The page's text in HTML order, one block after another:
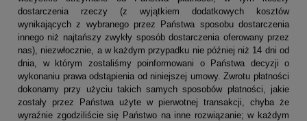
dostarczenia rzeczy (z wyjątkiem dodatkowych kosztów
wynikających z wybranego przez Państwa sposobu dostarczenia
innego niż najtańszy zwykły sposób dostarczenia oferowany przez
nas), niezwłocznie, a w każdym przypadku nie później niż 14 dni od
dnia, w którym zostaliśmy poinformowani o Państwa decyzji o
wykonaniu prawa odstąpienia od niniejszej umowy. Zwrotu płatności
dokonamy przy użyciu takich samych sposobów płatności, jakie
zostały przez Państwa użyte w pierwotnej transakcji, chyba że
wyraźnie zgodziliście się Państwo na inne rozwiązanie; w każdym